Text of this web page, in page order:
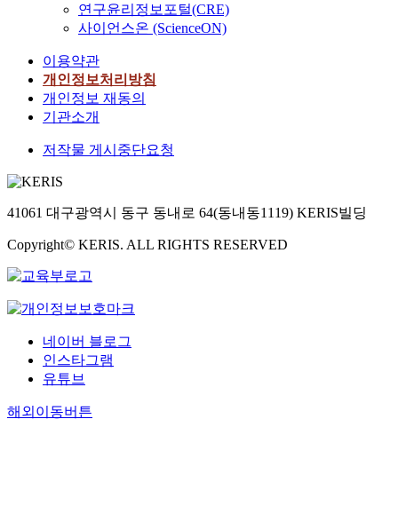
연구윤리정보포털(CRE)
사이언스온 (ScienceON)
이용약관
개인정보처리방침
개인정보 재동의
기관소개
저작물 게시중단요청
41061 대구광역시 동구 동내로 64(동내동1119) KERIS빌딩
Copyright© KERIS. ALL RIGHTS RESERVED
네이버 블로그
인스타그램
유튜브
해외이동버튼